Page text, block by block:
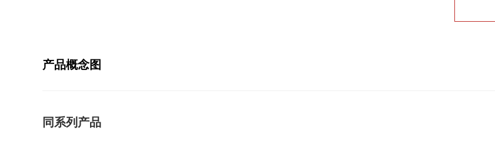
产品概念图
同系列产品